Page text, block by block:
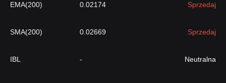
EMA(200) 0.02174 Sprzedaj
SMA(200) 0.02669 Sprzedaj
IBL - Neutralna